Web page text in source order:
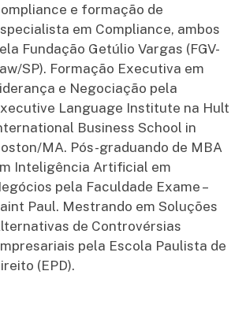
e formação de
em Compliance, ambos
Fundação Getúlio Vargas (FGV-
SP). Formação Executiva em
e Negociação pela
Language Institute na Hult
Business School in
MA. Pós-graduando de MBA
Inteligência Artificial em
pela Faculdade Exame –
Paul. Mestrando em Soluções
de Controvérsias
pela Escola Paulista de
(EPD).